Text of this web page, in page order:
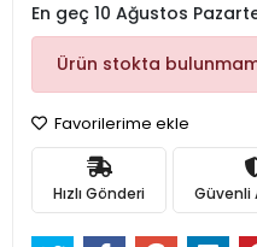
En geç 10 Ağustos
Ürün stokta
Favorilerime ekle
Hızlı Gönderi Güvenli